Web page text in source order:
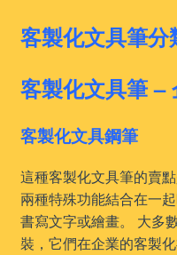
客製化文具筆分
客製化文具筆 –
客製化文具鋼筆
這種客製化文具筆的賣
兩種特殊功能結合在一
書寫文字或繪畫。 大多
裝，它們在企業的客製